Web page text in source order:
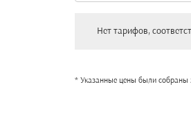
Нет тарифов,
* Указанные цены были собраны